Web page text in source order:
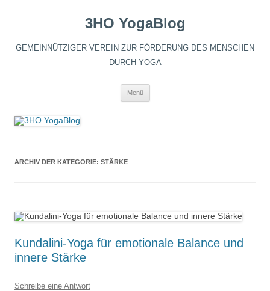
3HO YogaBlog
GEMEINNÜTZIGER VEREIN ZUR FÖRDERUNG DES MENSCHEN
DURCH YOGA
Menü
ARCHIV DER KATEGORIE: STÄRKE
Kundalini-Yoga für emotionale Balance und
innere Stärke
Schreibe eine Antwort